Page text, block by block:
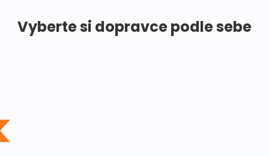
Vyberte si dopravce podle sebe